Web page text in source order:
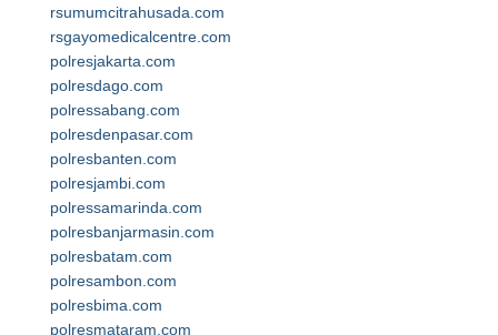
rsumumcitrahusada.com
rsgayomedicalcentre.com
polresjakarta.com
polresdago.com
polressabang.com
polresdenpasar.com
polresbanten.com
polresjambi.com
polressamarinda.com
polresbanjarmasin.com
polresbatam.com
polresambon.com
polresbima.com
polresmataram.com